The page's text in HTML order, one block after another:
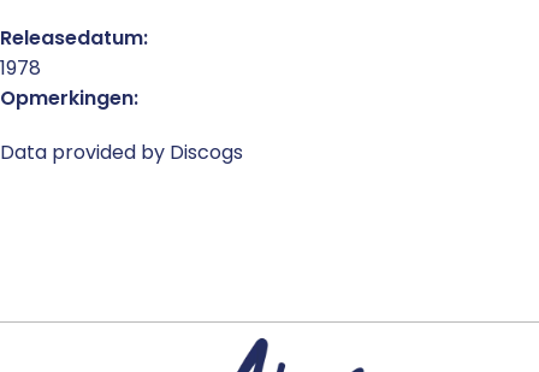
Releasedatum:
1978
Opmerkingen:
Data provided by Discogs